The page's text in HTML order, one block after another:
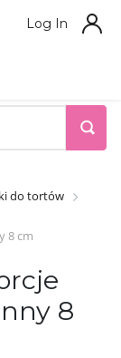
Log In
do tortów
8 cm
8